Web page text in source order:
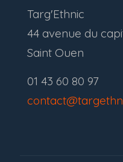
Targ'Ethnic
44 avenue du
Saint Ouen
01 43 60 80 97